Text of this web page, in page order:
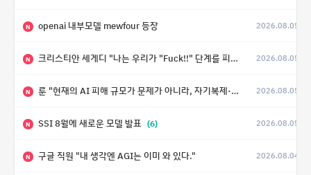
N openai 내부모델 mewfour 등장 2026.08.05
N 크리스티안 세게디 "나는 우리가 "Fuck!!" 단계를 피할 수 있기를 바랄 뿐" 2026.08.05
N 룬 "현재의 AI 피해 규모가 문제가 아니라, 자기복제·탈출·확산이 가능한 지능형 시스템의 피해에는 이론적으로 상한이 없다는 것이 문제" 2026.08.05
N SSI 8월에 새로운 모델 발표 (6) 2026.08.05
N 구글 직원 "내 생각엔 AGI는 이미 와 있다." 2026.08.04